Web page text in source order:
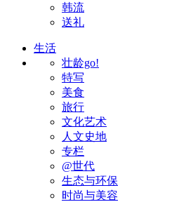
韩流
送礼
生活
壮龄go!
特写
美食
旅行
文化艺术
人文史地
专栏
@世代
生态与环保
时尚与美容